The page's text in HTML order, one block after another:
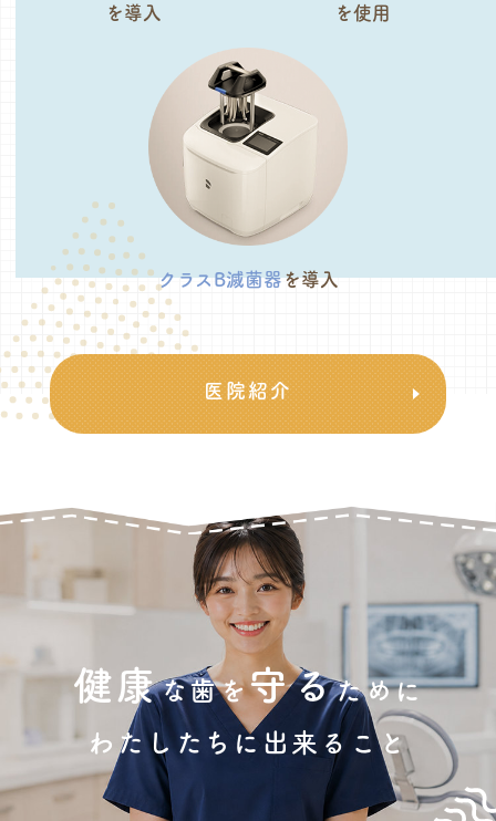
を導入
を使用
クラスB滅菌器を導入
医院紹介
健康な歯を守るために
わたしたちに出来ること